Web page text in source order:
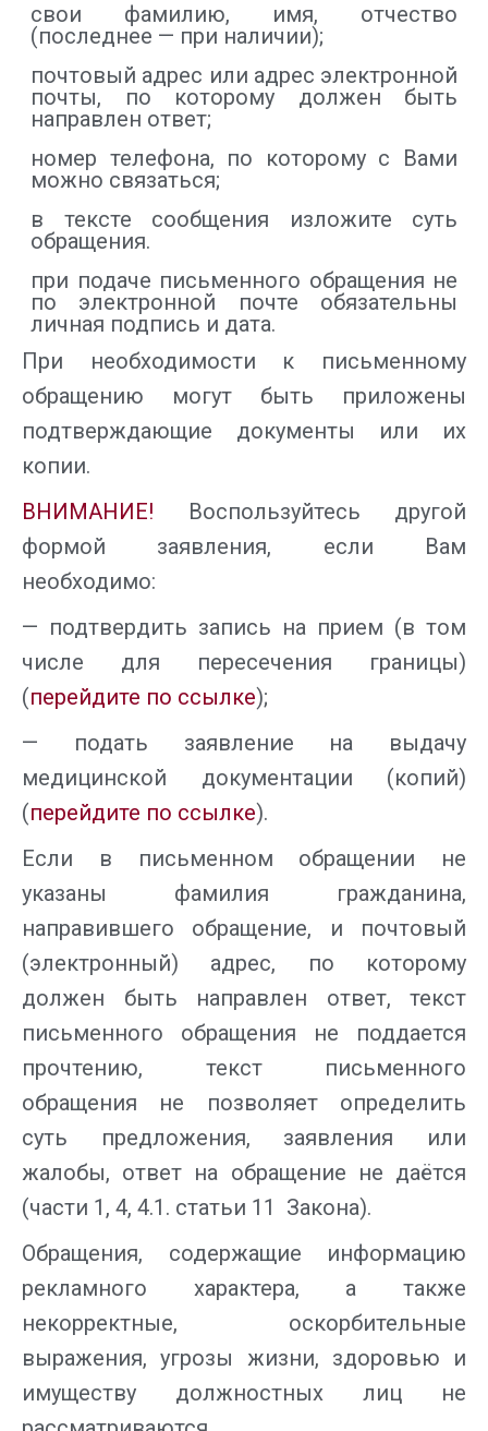
свои фамилию, имя, отчество
(последнее — при наличии);
почтовый адрес или адрес электронной
почты, по которому должен быть
направлен ответ;
номер телефона, по которому с Вами
можно связаться;
в тексте сообщения изложите суть
обращения.
при подаче письменного обращения не
по электронной почте обязательны
личная подпись и дата.
При необходимости к письменному
обращению могут быть приложены
подтверждающие документы или их
копии.
ВНИМАНИЕ! Воспользуйтесь другой
формой заявления, если Вам
необходимо:
— подтвердить запись на прием (в том
числе для пересечения границы)
(перейдите по ссылке);
— подать заявление на выдачу
медицинской документации (копий)
(перейдите по ссылке).
Если в письменном обращении не
указаны фамилия гражданина,
направившего обращение, и почтовый
(электронный) адрес, по которому
должен быть направлен ответ, текст
письменного обращения не поддается
прочтению, текст письменного
обращения не позволяет определить
суть предложения, заявления или
жалобы, ответ на обращение не даётся
(части 1, 4, 4.1. статьи 11 Закона).
Обращения, содержащие информацию
рекламного характера, а также
некорректные, оскорбительные
выражения, угрозы жизни, здоровью и
имуществу должностных лиц не